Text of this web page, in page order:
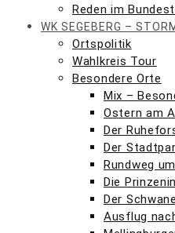
Reden im
WK SEGEBERG –
Ortspolitik
Wahlkreis Tour
Besondere Orte
Mix –
Ostern am
Der
Der
Rundweg
Die
Der
Ausflug